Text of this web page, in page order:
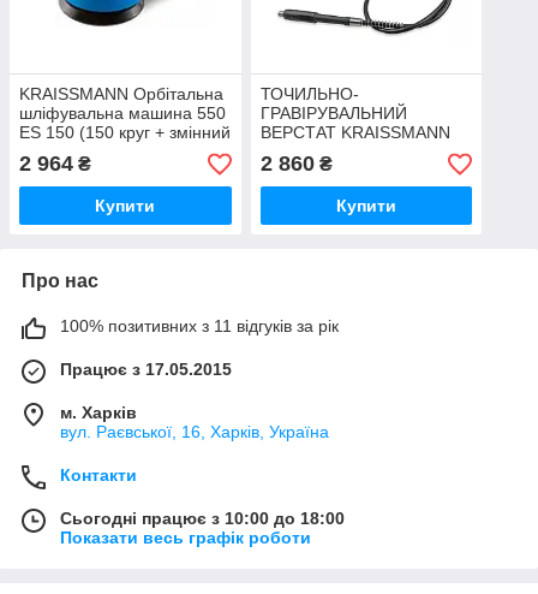
KRAISSMANN Орбітальна
шліфувальна машина 550
ES 150 (150 круг + змінний
125)
2 964 ₴
Купити
ТОЧИЛЬНО-
ГРАВІРУВАЛЬНИЙ
ВЕРСТАТ KRAISSMANN
150 DS 75 (С ГНУЧКИМ
ВАЛОМ)
2 860₴
Купити
Про нас
100% позитивних з 11 відгуків за рік
Працює з 17.05.2015
м. Харків
вул. Раєвської, 16, Харків, Україна
Контакти
Сьогодні працює з 10:00 до 18:00
Показати весь графік роботи